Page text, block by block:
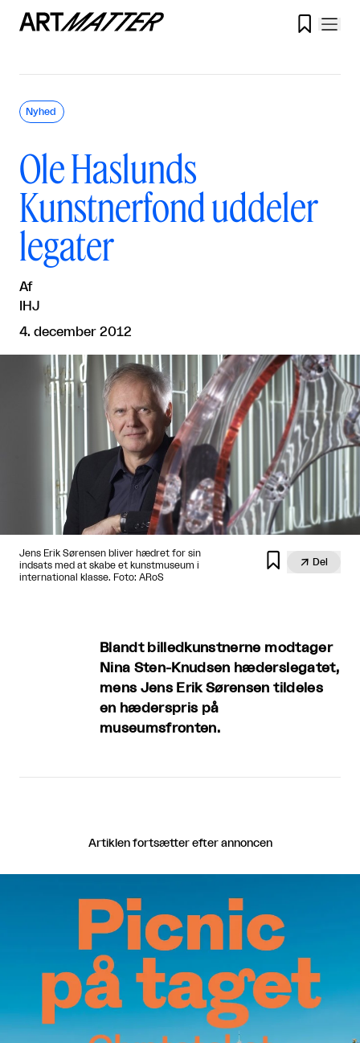

Ole Haslunds
Kunstnerfond uddeler
legater
Af
IHJ
4. december 2012
Nyhed
Jens Erik Sørensen bliver hædret for sin
indsats med at skabe et kunstmuseum i
international klasse. Foto: ARoS
  Del
Blandt billedkunstnerne modtager
Nina Sten-Knudsen hæderslegatet,
mens Jens Erik Sørensen tildeles
en hæderspris på
museumsfronten.
Artiklen fortsætter efter annoncen